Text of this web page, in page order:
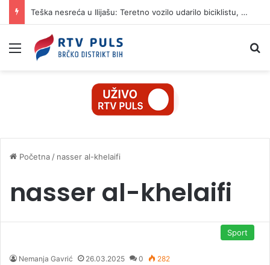
Teška nesreća u Ilijašu: Teretno vozilo udarilo biciklistu, 75-godišnjak zadržan u bolnici
Izbornik
Početna / nasser al-khelaifi
nasser al-khelaifi
Sport
Nemanja Gavrić 26.03.2025 0 282